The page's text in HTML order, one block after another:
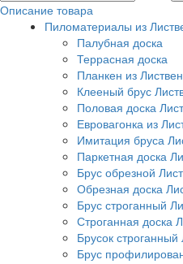
Описание товара
Пиломатериалы из
Палубная доска
Террасная доска
Планкен из
Клееный брус
Половая доска
Евровагонка из
Имитация бруса
Паркетная доска
Брус обрезной
Обрезная доска
Брус строганный
Строганная доска
Брусок
Брус